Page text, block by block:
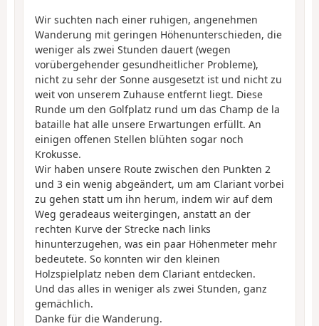
Wir suchten nach einer ruhigen, angenehmen
Wanderung mit geringen Höhenunterschieden, die
weniger als zwei Stunden dauert (wegen
vorübergehender gesundheitlicher Probleme),
nicht zu sehr der Sonne ausgesetzt ist und nicht zu
weit von unserem Zuhause entfernt liegt. Diese
Runde um den Golfplatz rund um das Champ de la
bataille hat alle unsere Erwartungen erfüllt. An
einigen offenen Stellen blühten sogar noch
Krokusse.
Wir haben unsere Route zwischen den Punkten 2
und 3 ein wenig abgeändert, um am Clariant vorbei
zu gehen statt um ihn herum, indem wir auf dem
Weg geradeaus weitergingen, anstatt an der
rechten Kurve der Strecke nach links
hinunterzugehen, was ein paar Höhenmeter mehr
bedeutete. So konnten wir den kleinen
Holzspielplatz neben dem Clariant entdecken.
Und das alles in weniger als zwei Stunden, ganz
gemächlich.
Danke für die Wanderung.